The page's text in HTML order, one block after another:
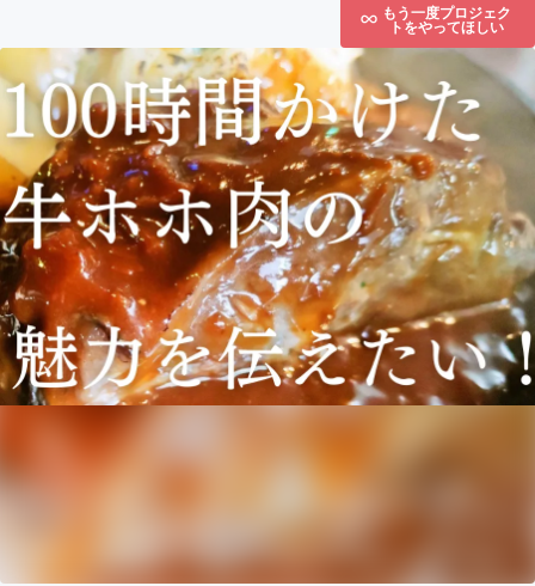
もう一度プロジェク
トをやってほしい